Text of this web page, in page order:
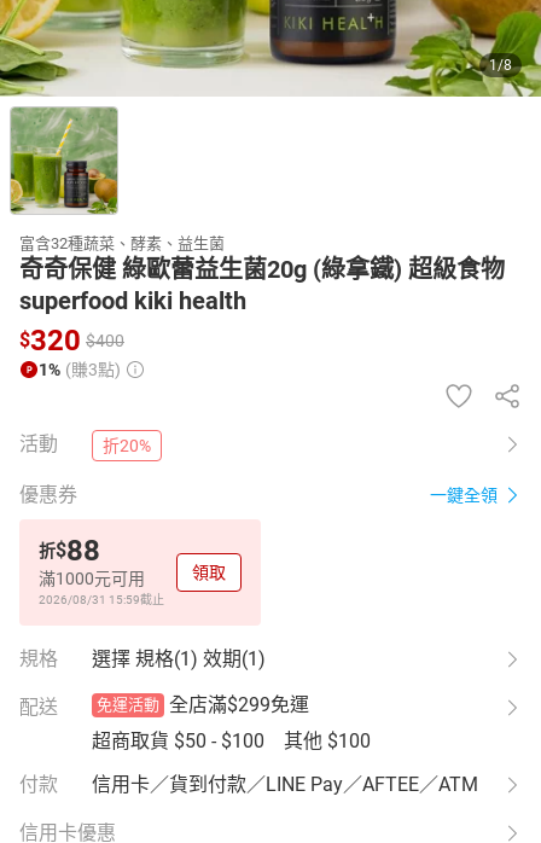
1/8
富含32種蔬菜、酵素、益生菌
奇奇保健 綠歐蕾益生菌20g (綠拿鐵) 超級食物
superfood kiki health
$320 $400
1% (賺3點)
活動 折20%
優惠券 一鍵全領
折$88
滿1000元可用
2026/08/31 15:59截止
領取
規格 選擇 規格(1) 效期(1)
配送 免運活動 全店滿$299免運
超商取貨 $50 - $100 其他 $100
付款
信用卡／貨到付款／LINE Pay／AFTEE／ATM
信用卡優惠